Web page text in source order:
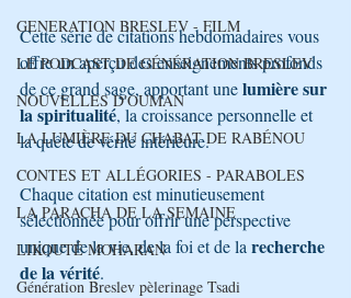
GENERATION BRESLEV - FILM
LE PODCAST DE GÉNÉRATION BRESLEV
NOUVELLES D'OUMAN
LA LUMIÈRE DU CHABAT DE RABÉNOU
CONTES ET ALLÉGORIES - PARABOLES
LA PARACHA DE LA SEMAINE
LIKOUTÉ MOHARAN
Génération Breslev pèlerinage Tsadi
Cette série de citations hebdomadaires vous
offre un aperçu des enseignements profonds
de ce grand sage, apportant une lumière sur
la spiritualité, la croissance personnelle et
la quête de vérité intérieure.
Chaque citation est minutieusement
sélectionnée pour offrir une perspective
unique de la vie, de la foi et de la recherche
de la vérité.